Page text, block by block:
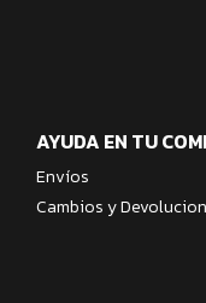
AYUDA EN TU
Envíos
Cambios y